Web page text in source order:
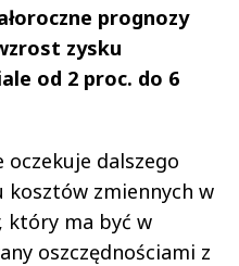
prognozy
zysku
od 2 proc. do 6
oczekuje dalszego
zmiennych w
który ma być w
oszczędnościami z